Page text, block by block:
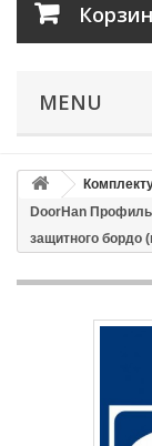
MENU
DoorHan
защитного бордо
Email
Способ доставки*
Время доставки:
оплачивается при
Адрес если нужен